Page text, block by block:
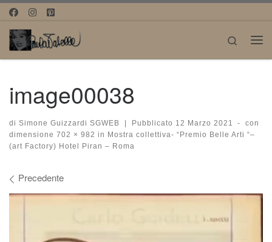
Passa al contenuto
Search
image00038
di Simone Guizzardi SGWEB Pubblicato 12 Marzo 2021 -
con
dimensione 702 × 982 in Mostra collettiva- “Premio Belle Arti “–
(art Factory) Hotel Piran – Roma
Navigazione immagini
Precedente